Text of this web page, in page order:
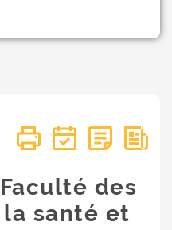
des
santé et